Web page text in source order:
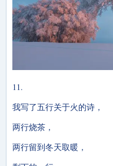
11.
我写了五行关于火的诗，
两行烧茶，
两行留到冬天取暖，